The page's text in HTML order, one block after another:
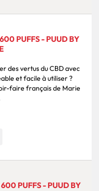
PUFFS - PUUD BY
des vertus du CBD avec
et facile à utiliser ?
faire français de Marie
PUFFS - PUUD BY